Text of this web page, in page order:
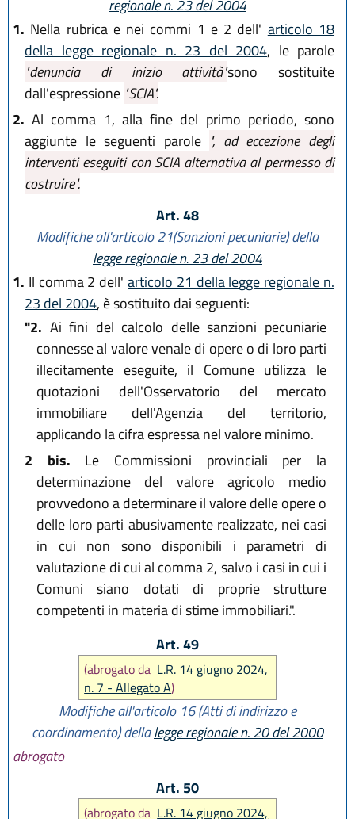
regionale n. 23 del 2004
1. Nella rubrica e nei commi 1 e 2 dell' articolo 18
della legge regionale n. 23 del 2004, le parole
"denuncia di inizio attività"sono sostituite
dall'espressione "SCIA".
2. Al comma 1, alla fine del primo periodo, sono
aggiunte le seguenti parole ", ad eccezione degli
interventi eseguiti con SCIA alternativa al permesso di
costruire".
Art. 48
Modifiche all'articolo 21(Sanzioni pecuniarie) della
legge regionale n. 23 del 2004
1. Il comma 2 dell'articolo 21 della legge regionale n.
23 del 2004, è sostituito dai seguenti:
"2. Ai fini del calcolo delle sanzioni pecuniarie
connesse al valore venale di opere o di loro parti
illecitamente eseguite, il Comune utilizza le
quotazioni dell'Osservatorio del mercato
immobiliare dell'Agenzia del territorio,
applicando la cifra espressa nel valore minimo.
2 bis. Le Commissioni provinciali per la
determinazione del valore agricolo medio
provvedono a determinare il valore delle opere o
delle loro parti abusivamente realizzate, nei casi
in cui non sono disponibili i parametri di
valutazione di cui al comma 2, salvo i casi in cui i
Comuni siano dotati di proprie strutture
competenti in materia di stime immobiliari.".
Art. 49
(abrogato da L.R. 14 giugno 2024,
n. 7 - Allegato A)
Modifiche all'articolo 16 (Atti di indirizzo e
coordinamento) dellalegge regionale n. 20 del 2000
abrogato
Art. 50
(abrogato da L.R. 14 giugno 2024,